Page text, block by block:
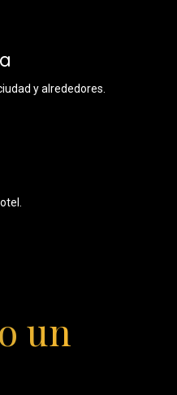
y alrededores.
un